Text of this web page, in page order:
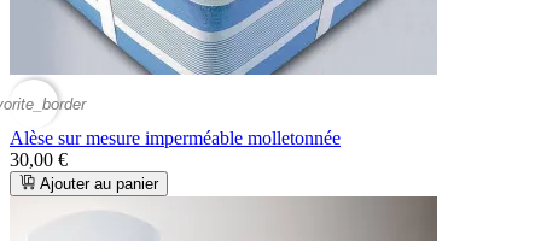
Alèse sur mesure imperméable molletonnée
30,00 €
Ajouter au panier